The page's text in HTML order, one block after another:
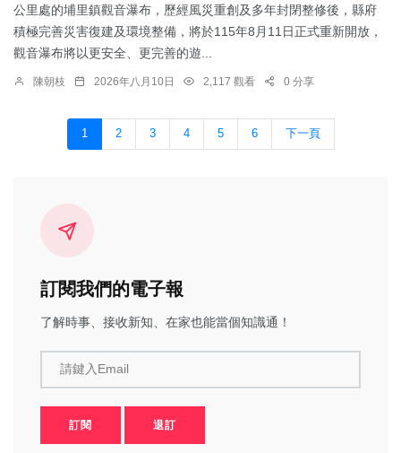
公里處的埔里鎮觀音瀑布，歷經風災重創及多年封閉整修後，縣府
積極完善災害復建及環境整備，將於115年8月11日正式重新開放，
觀音瀑布將以更安全、更完善的遊...
陳朝枝 2026年八月10日 2,117 觀看 0 分享
1 2 3 4 5 6 下一頁
訂閱我們的電子報
了解時事、接收新知、在家也能當個知識通！
請鍵入Email
訂閱 退訂